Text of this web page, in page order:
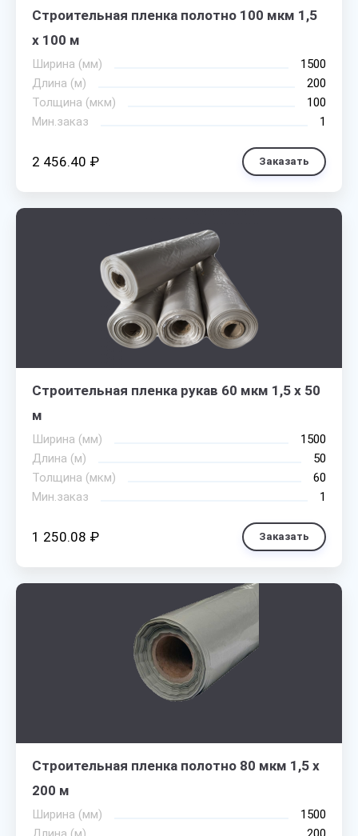
Строительная пленка полотно 100 мкм 1,5
х 100 м
Ширина (мм)
1500
Длина (м)
200
Толщина (мкм)
100
Мин.заказ
1
2 456.40 ₽ Заказать
Строительная пленка рукав 60 мкм 1,5 х 50
м
Ширина (мм)
1500
Длина (м)
50
Толщина (мкм)
60
Мин.заказ
1
1 250.08 ₽ Заказать
Строительная пленка полотно 80 мкм 1,5 х
200 м
Ширина (мм)
1500